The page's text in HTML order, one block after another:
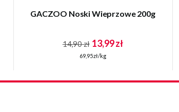
GACZOO Noski Wieprzowe 200g
14,90 zł 13,99 zł
69,95 zł/kg